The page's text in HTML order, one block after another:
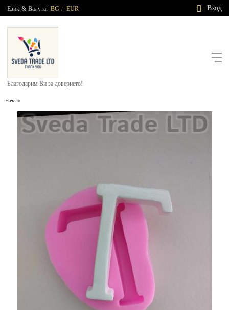
Език & Валута: BG / EUR Вход
Благодарим Ви за доверието!
Начало